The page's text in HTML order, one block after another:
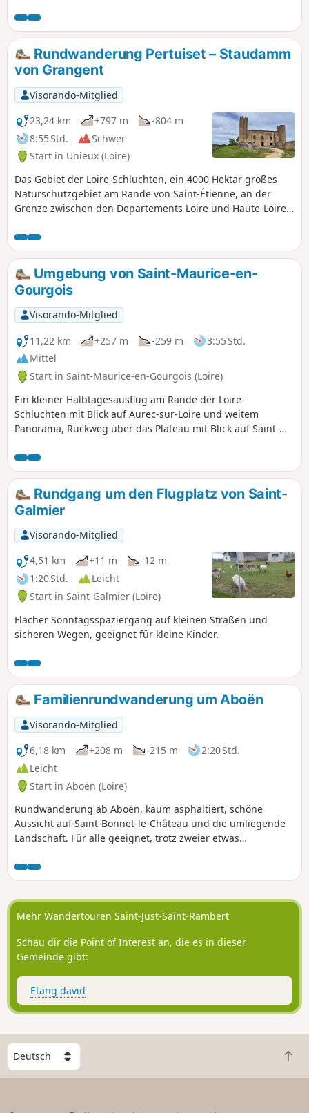
Rundwanderung Pertuiset – Staudamm
von Grangent
Visorando-Mitglied
23,24 km
+797 m
-804 m
8:55 Std.
Schwer
Start in Unieux (Loire)
Das Gebiet der Loire-Schluchten, ein 4000 Hektar großes
Naturschutzgebiet am Rande von Saint-Étienne, an der
Grenze zwischen den Departements Loire und Haute-Loire,
bemerkenswerte Fauna und Flora, seine Felsvorsprünge,
seinen wunderschönen See von Grangent, aber auch durch
seine mittelalterlichen Burgen und typischen Dörfer.
Umgebung von Saint-Maurice-en-
Gourgois
Visorando-Mitglied
11,22 km
+257 m -259 m
3:55 Std.
Mittel
Start in Saint-Maurice-en-Gourgois (Loire)
Ein kleiner Halbtagesausflug am Rande der Loire-
Schluchten mit Blick auf Aurec-sur-Loire und weitem
Panorama, Rückweg über das Plateau mit Blick auf Saint-
Rundgang um den Flugplatz von Saint-
Galmier
Visorando-Mitglied
4,51 km
+11 m
-12 m
1:20 Std.
Leicht
Start in Saint-Galmier (Loire)
Flacher Sonntagsspaziergang auf kleinen Straßen und
sicheren Wegen, geeignet für kleine Kinder.
Familienrundwanderung um Aboën
Visorando-Mitglied
6,18 km
+208 m -215 m
2:20 Std.
Leicht
Start in Aboën (Loire)
Rundwanderung ab Aboën, kaum asphaltiert, schöne
Aussicht auf Saint-Bonnet-le-Château und die umliegende
Landschaft. Für alle geeignet, trotz zweier etwas
Tempo bewältigen sollte.
Mehr Wandertouren Saint-Just-Saint-Rambert
Schau dir die Point of Interest an, die es in dieser
Gemeinde gibt:
Etang david
W
h
Z
u